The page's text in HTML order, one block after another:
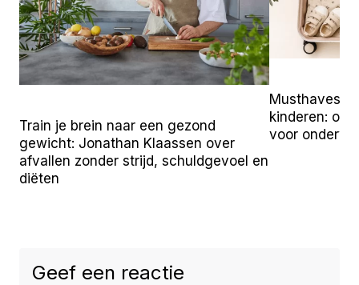
Train je brein naar een gezond
gewicht: Jonathan Klaassen over
afvallen zonder strijd, schuldgevoel en
diëten
Musthaves
kinderen:
voor
Geef een reactie